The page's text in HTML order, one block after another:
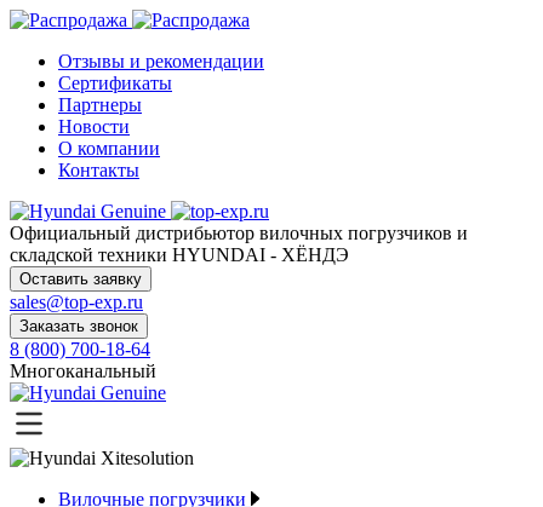
Отзывы и рекомендации
Сертификаты
Партнеры
Новости
О компании
Контакты
Официальный дистрибьютор вилочных погрузчиков и
складской техники HYUNDAI - ХЁНДЭ
Оставить заявку
sales@top-exp.ru
Заказать звонок
8 (800) 700-18-64
Многоканальный
Вилочные погрузчики